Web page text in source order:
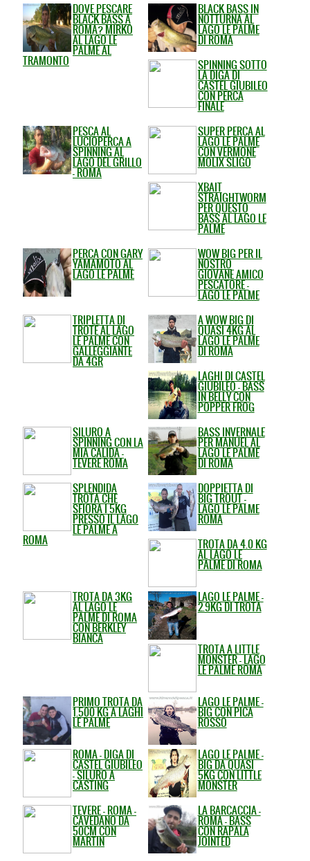
DOVE PESCARE
BLACK BASS A
ROMA? MIRKO
AL LAGO LE
PALME AL
TRAMONTO
BLACK BASS IN
NOTTURNA AL
LAGO LE PALME
DI ROMA
SPINNING SOTTO
LA DIGA DI
CASTEL GIUBILEO
CON PERCA
FINALE
PESCA AL
LUCIOPERCA A
SPINNING AL
LAGO DEL GRILLO
- ROMA
SUPER PERCA AL
LAGO LE PALME
CON VERMONE
MOLIX SLIGO
XBAIT
STRAIGHTWORM
PER QUESTO
BASS AL LAGO LE
PALME
PERCA CON GARY
YAMAMOTO AL
LAGO LE PALME
WOW BIG PER IL
NOSTRO
GIOVANE AMICO
PESCATORE -
LAGO LE PALME
TRIPLETTA DI
TROTE AL LAGO
LE PALME CON
GALLEGGIANTE
DA 4GR
A WOW BIG DI
QUASI 4KG AL
LAGO LE PALME
DI ROMA
LAGHI DI CASTEL
GIUBILEO - BASS
IN BELLY CON
POPPER FROG
SILURO A
SPINNING CON LA
MIA CALIDA -
TEVERE ROMA
BASS INVERNALE
PER MANUEL AL
LAGO LE PALME
DI ROMA
SPLENDIDA
TROTA CHE
SFIORA I 5KG
PRESSO IL LAGO
LE PALME A
ROMA
DOPPIETTA DI
BIG TROUT -
LAGO LE PALME
ROMA
TROTA DA 4.0 KG
AL LAGO LE
PALME DI ROMA
TROTA DA 3KG
AL LAGO LE
PALME DI ROMA
CON BERKLEY
BIANCA
LAGO LE PALME -
2.9KG DI TROTA
TROTA A LITTLE
MONSTER - LAGO
LE PALME ROMA
PRIMO TROTA DA
1.500 KG A LAGHI
LE PALME
LAGO LE PALME -
BIG CON PICA
ROSSO
ROMA - DIGA DI
CASTEL GIUBILEO
- SILURO A
CASTING
LAGO LE PALME -
BIG DA QUASI
5KG CON LITTLE
MONSTER
TEVERE - ROMA -
CAVEDANO DA
50CM CON
MARTIN
LA BARCACCIA -
ROMA - BASS
CON RAPALA
JOINTED